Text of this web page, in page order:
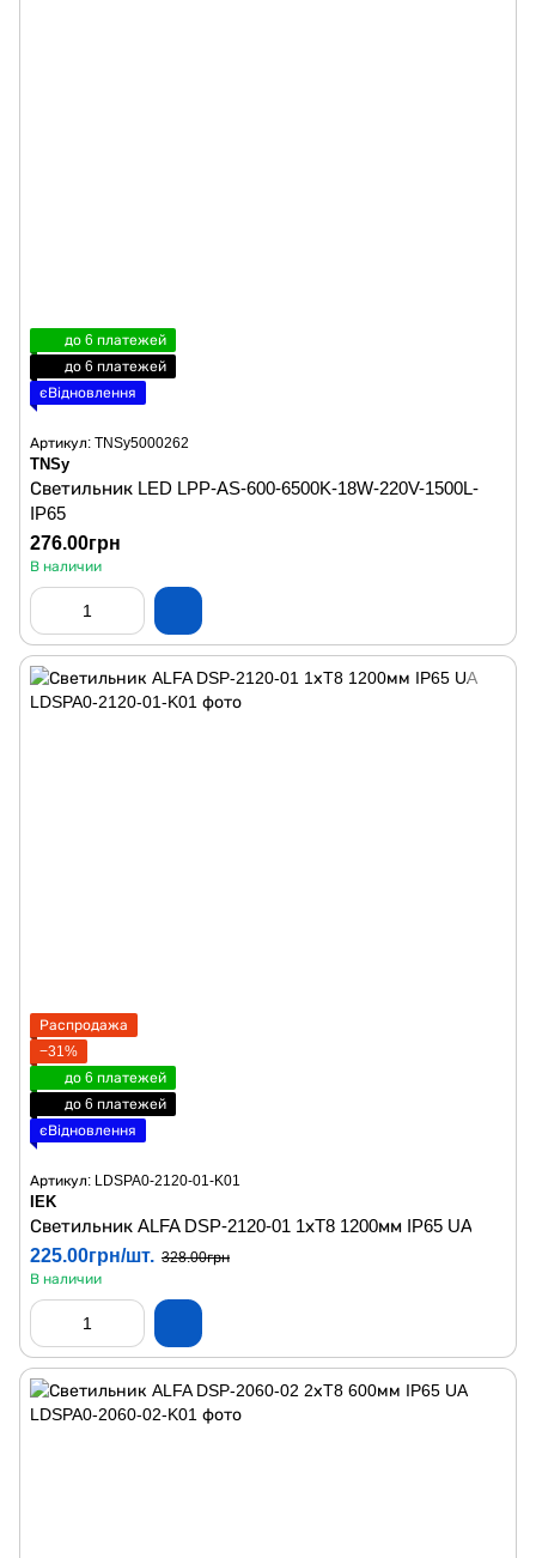
до 6 платежей
до 6 платежей
єВідновлення
Артикул: TNSy5000262
TNSy
Светильник LED LPP-AS-600-6500K-18W-220V-1500L-
IP65
276.00грн
В наличии
Распродажа
−31%
до 6 платежей
до 6 платежей
єВідновлення
Артикул: LDSPA0-2120-01-K01
IEK
Светильник ALFA DSP-2120-01 1хT8 1200мм IP65 UA
225.00грн/шт. 328.00грн
В наличии